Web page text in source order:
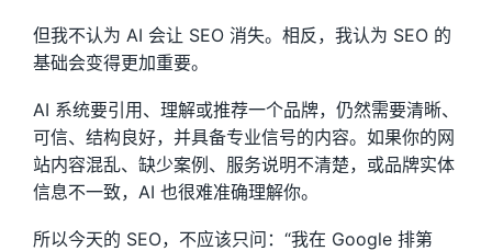
但我不认为 AI 会让 SEO 消失。相反，我认为 SEO 的
基础会变得更加重要。
AI 系统要引用、理解或推荐一个品牌，仍然需要清晰、
可信、结构良好，并具备专业信号的内容。如果你的网
站内容混乱、缺少案例、服务说明不清楚，或品牌实体
信息不一致，AI 也很难准确理解你。
所以今天的 SEO，不应该只问：“我在 Google 排第